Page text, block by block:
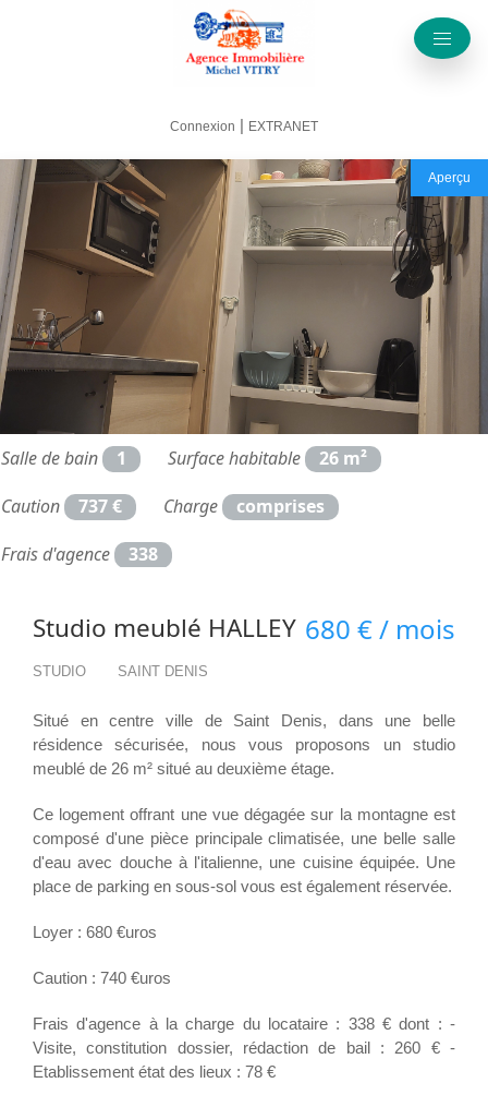
Connexion | EXTRANET
Salle de bain 1 Surface habitable
26 m²
Caution
737 € Charge
comprises
Frais d'agence
338
Aperçu
Studio meublé HALLEY 680 € / mois
STUDIO SAINT DENIS
Situé en centre ville de Saint Denis, dans une belle
résidence sécurisée, nous vous proposons un studio
meublé de 26 m² situé au deuxième étage.
Ce logement offrant une vue dégagée sur la montagne est
composé d'une pièce principale climatisée, une belle salle
d'eau avec douche à l'italienne, une cuisine équipée. Une
place de parking en sous-sol vous est également réservée.
Loyer : 680 €uros
Caution : 740 €uros
Frais d'agence à la charge du locataire : 338 € dont : -
Visite, constitution dossier, rédaction de bail : 260 € -
Etablissement état des lieux : 78 €